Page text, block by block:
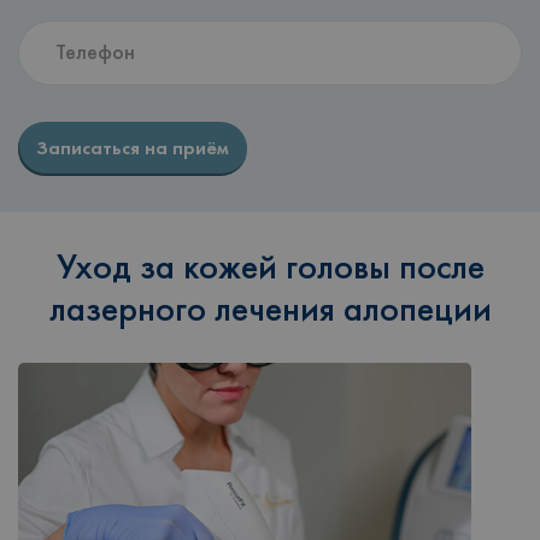
Записаться на приём
Уход за кожей головы после
лазерного лечения алопеции